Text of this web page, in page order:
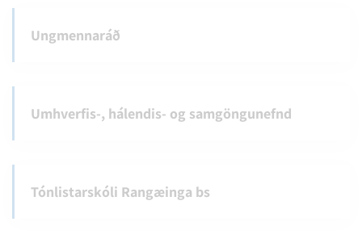
Ungmennaráð
Umhverfis-, hálendis- og samgöngunefnd
Tónlistarskóli Rangæinga bs